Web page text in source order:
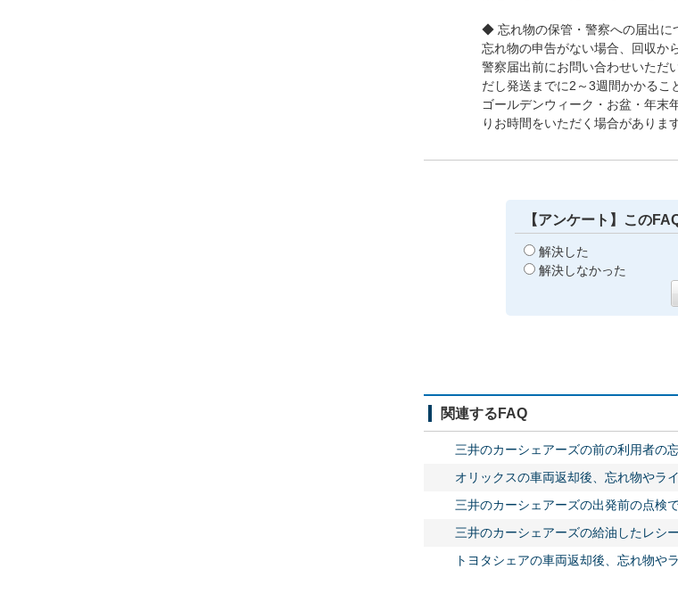
◆ 忘れ物の保管・警察への届出に
忘れ物の申告がない場合、回収か
警察届出前にお問い合わせいただ
だし発送までに2～3週間かかるこ
ゴールデンウィーク・お盆・年末
りお時間をいただく場合があります
【アンケート】この
解決した
解決しなかった
関連するFAQ
三井のカーシェアーズの前の利用者の
オリックスの車両返却後、忘れ物やラ
三井のカーシェアーズの出発前の点検
三井のカーシェアーズの給油したレシ
トヨタシェアの車両返却後、忘れ物や